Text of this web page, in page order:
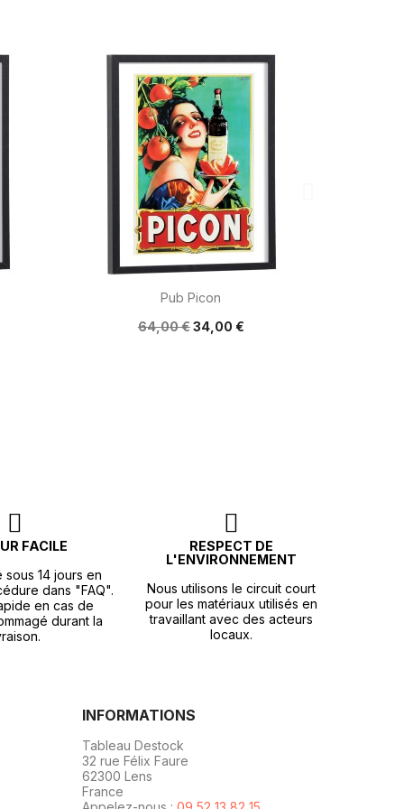
Aperçu rapide
Pub Picon
64,00 €34,00 €
FACILE
sous 14 jours en
dans "FAQ".
en cas de
durant la
RESPECT DE
L'ENVIRONNEMENT
Nous utilisons le circuit court
pour les matériaux utilisés en
travaillant avec des acteurs
locaux.
INFORMATIONS
Tableau Destock
32 rue Félix Faure
62300 Lens
France